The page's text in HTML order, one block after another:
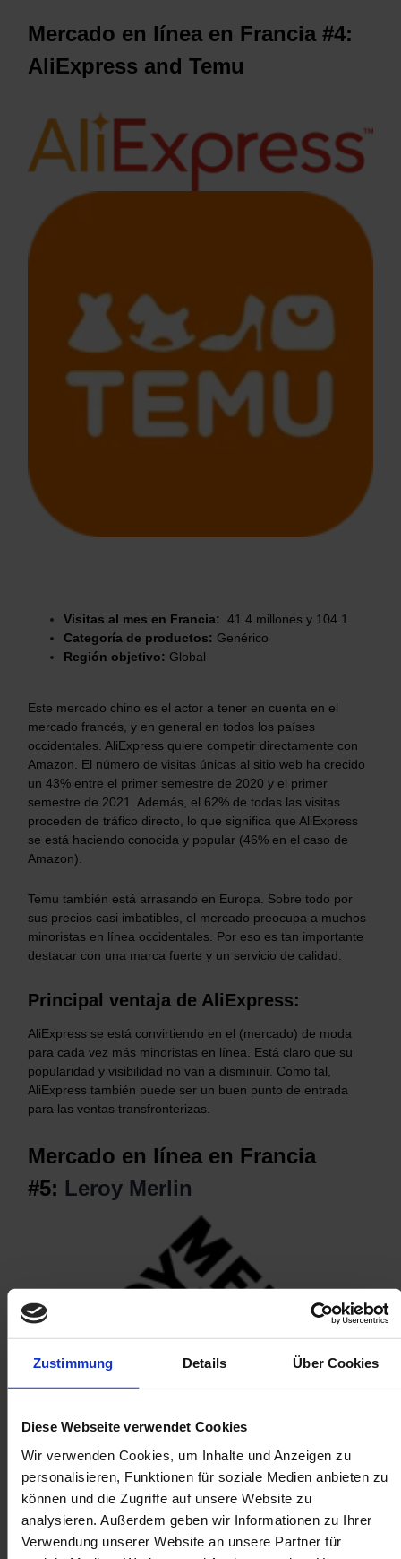
Zustimmung Details Über Cookies
Diese Webseite verwendet Cookies
Wir verwenden Cookies, um Inhalte und Anzeigen zu
personalisieren, Funktionen für soziale Medien anbieten zu
können und die Zugriffe auf unsere Website zu
analysieren. Außerdem geben wir Informationen zu Ihrer
Verwendung unserer Website an unsere Partner für
Mercado en línea en Francia #4:
AliExpress and Temu
Visitas al mes en Francia: 41.4 millones y 104.1
Categoría de productos: Genérico
Región objetivo: Global
Este mercado chino es el actor a tener en cuenta en el
mercado francés, y en general en todos los países
occidentales. AliExpress quiere competir directamente con
Amazon. El número de visitas únicas al sitio web ha crecido
un 43% entre el primer semestre de 2020 y el primer
semestre de 2021. Además, el 62% de todas las visitas
proceden de tráfico directo, lo que significa que AliExpress
se está haciendo conocida y popular (46% en el caso de
Amazon).
Temu también está arrasando en Europa. Sobre todo por
sus precios casi imbatibles, el mercado preocupa a muchos
minoristas en línea occidentales. Por eso es tan importante
destacar con una marca fuerte y un servicio de calidad.
Principal ventaja de AliExpress:
AliExpress se está convirtiendo en el (mercado) de moda
para cada vez más minoristas en línea. Está claro que su
popularidad y visibilidad no van a disminuir. Como tal,
AliExpress también puede ser un buen punto de entrada
para las ventas transfronterizas.
Mercado en línea en Francia
#5: Leroy Merlin
Visitas al mes en Francia: 33.12millones
Categoría de productos: Artículos para el hogar y el
jardín
Región objetivo: Global